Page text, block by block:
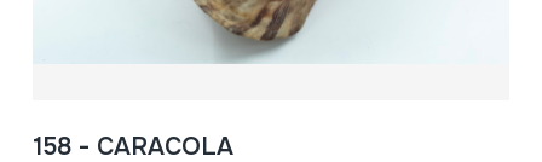
158 - CARACOLA